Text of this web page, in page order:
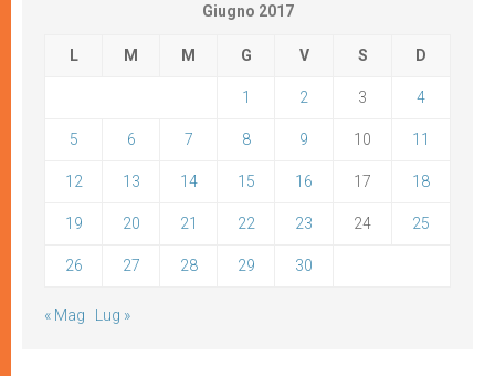
Giugno 2017
L M M G V S D
1 2 3 4
5 6 7 8 9 10 11
12 13 14 15 16 17 18
19 20 21 22 23 24 25
26 27 28 29 30
« Mag Lug »